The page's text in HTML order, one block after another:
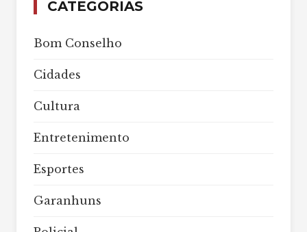
CATEGORIAS
Bom Conselho
Cidades
Cultura
Entretenimento
Esportes
Garanhuns